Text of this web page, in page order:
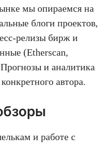
мы опираемся на
блоги проектов,
релизы бирж и
(Etherscan,
и аналитика
автора.
и работе с